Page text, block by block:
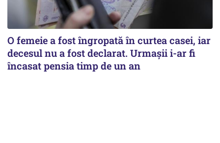
O femeie a fost îngropată în curtea casei, iar
decesul nu a fost declarat. Urmașii i-ar fi
încasat pensia timp de un an